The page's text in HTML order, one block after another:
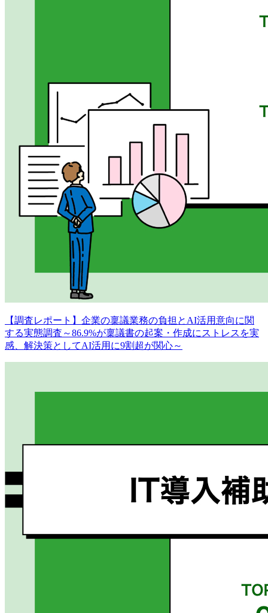
【調査レポート】企業の稟議業務の負担とAI活用意向に関
する実態調査～86.9%が稟議書の起案・作成にストレスを実
感、解決策としてAI活用に9割超が関心～